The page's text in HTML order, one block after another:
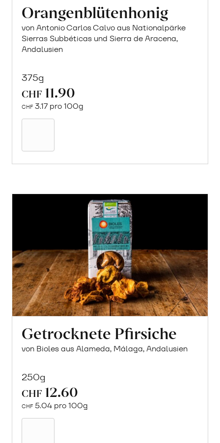
Orangenblütenhonig
von Antonio Carlos Calvo aus Nationalpärke
Sierras Subbéticas und Sierra de Aracena,
Andalusien
375g
CHF 11.90
CHF 3.17 pro 100g
Getrocknete Pfirsiche
von Bioles aus Alameda, Málaga, Andalusien
250g
CHF 12.60
CHF 5.04 pro 100g